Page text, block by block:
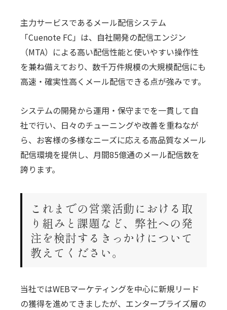
主力サービスであるメール配信システム
「Cuenote FC」は、自社開発の配信エンジン
（MTA）による高い配信性能と使いやすい操作性
を兼ね備えており、数千万件規模の大規模配信にも
高速・確実性高くメール配信できる点が強みです。
システムの開発から運用・保守までを一貫して自
社で行い、日々のチューニングや改善を重ねなが
ら、お客様の多様なニーズに応える高品質なメール
配信環境を提供し、月間85億通のメール配信数を
誇ります。
これまでの営業活動における取
り組みと課題など、弊社への発
注を検討するきっかけについて
教えてください。
当社ではWEBマーケティングを中心に新規リード
の獲得を進めてきましたが、エンタープライズ層の